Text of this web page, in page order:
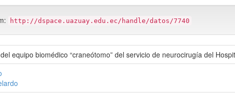
http://dspace.uazuay.edu.ec/handle/datos/7740
equipo biomédico “craneótomo” del servicio de neurocirugía del